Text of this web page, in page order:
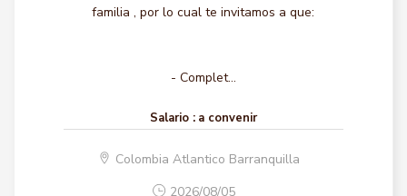
familia , por lo cual te invitamos a que:
- Complet...
Salario : a convenir
Colombia Atlantico Barranquilla
2026/08/05